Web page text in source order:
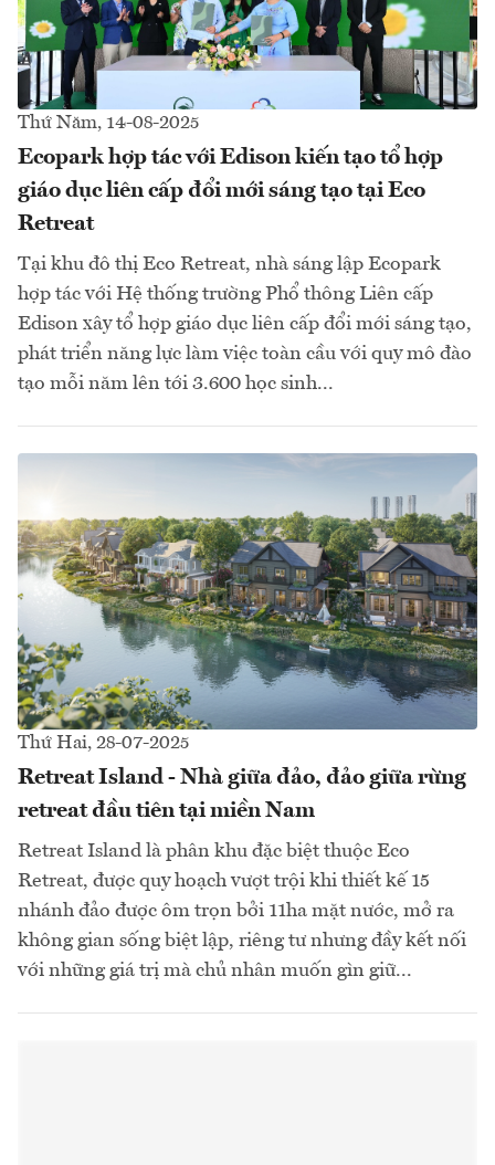
Thứ Năm, 14-08-2025
Ecopark hợp tác với Edison kiến tạo tổ hợp
giáo dục liên cấp đổi mới sáng tạo tại Eco
Retreat
Tại khu đô thị Eco Retreat, nhà sáng lập Ecopark
hợp tác với Hệ thống trường Phổ thông Liên cấp
Edison xây tổ hợp giáo dục liên cấp đổi mới sáng tạo,
phát triển năng lực làm việc toàn cầu với quy mô đào
tạo mỗi năm lên tới 3.600 học sinh...
Thứ Hai, 28-07-2025
Retreat Island - Nhà giữa đảo, đảo giữa rừng
retreat đầu tiên tại miền Nam
Retreat Island là phân khu đặc biệt thuộc Eco
Retreat, được quy hoạch vượt trội khi thiết kế 15
nhánh đảo được ôm trọn bởi 11ha mặt nước, mở ra
không gian sống biệt lập, riêng tư nhưng đầy kết nối
với những giá trị mà chủ nhân muốn gìn giữ...